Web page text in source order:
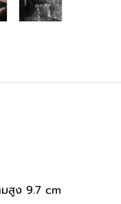
สูง 9.7 cm